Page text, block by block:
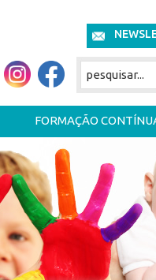
FORMAÇÃO